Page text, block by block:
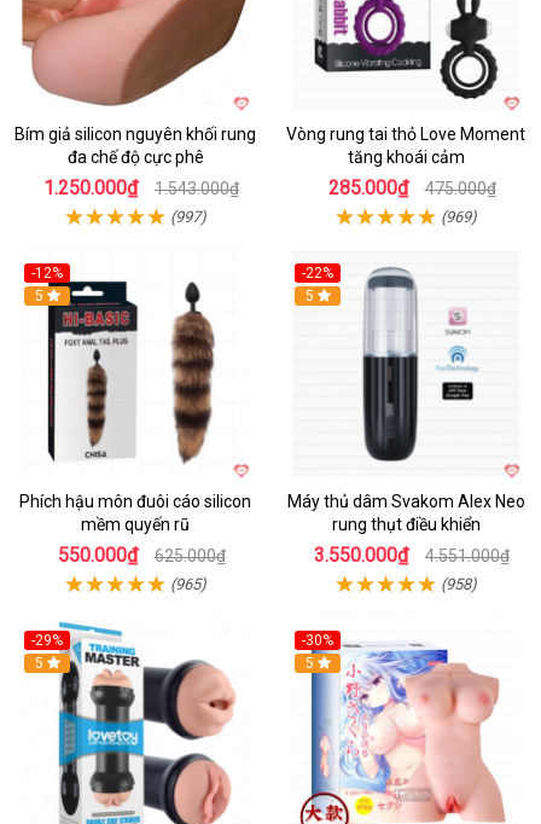
Bím giả silicon nguyên khối rung
đa chế độ cực phê
1.250.000₫ 1.543.000₫
(997)
Vòng rung tai thỏ Love Moment
tăng khoái cảm
285.000₫ 475.000₫
(969)
-12%
Hot
5
Phích hậu môn đuôi cáo silicon
mềm quyến rũ
550.000₫ 625.000₫
(965)
-22%
5
Máy thủ dâm Svakom Alex Neo
rung thụt điều khiển
3.550.000₫ 4.551.000₫
(958)
-29%
Hot
5
-30%
Hot
5